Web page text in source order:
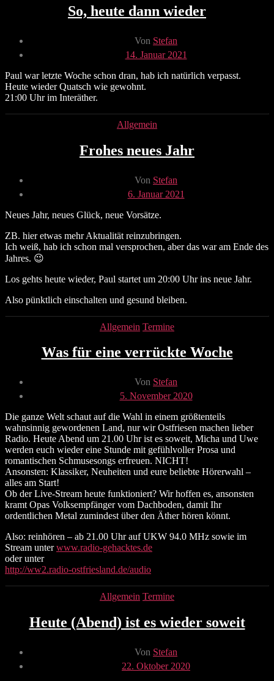
So, heute dann wieder
Beitragsautor
Von Stefan
Veröffentlichungsdatum
14. Januar 2021
Paul war letzte Woche schon dran, hab ich natürlich verpasst.
Heute wieder Quatsch wie gewohnt.
21:00 Uhr im Interäther.
Kategorien
Allgemein
Frohes neues Jahr
Beitragsautor
Von Stefan
Veröffentlichungsdatum
6. Januar 2021
Neues Jahr, neues Glück, neue Vorsätze.
ZB. hier etwas mehr Aktualität reinzubringen.
Ich weiß, hab ich schon mal versprochen, aber das war am Ende des
Jahres. 😉
Los gehts heute wieder, Paul startet um 20:00 Uhr ins neue Jahr.
Also pünktlich einschalten und gesund bleiben.
Kategorien
Allgemein Termine
Was für eine verrückte Woche
Beitragsautor
Von Stefan
Veröffentlichungsdatum
5. November 2020
Die ganze Welt schaut auf die Wahl in einem größtenteils
wahnsinnig gewordenen Land, nur wir Ostfriesen machen lieber
Radio. Heute Abend um 21.00 Uhr ist es soweit, Micha und Uwe
werden euch wieder eine Stunde mit gefühlvoller Prosa und
romantischen Schmusesongs erfreuen. NICHT!
Ansonsten: Klassiker, Neuheiten und eure beliebte Hörerwahl –
alles am Start!
Ob der Live-Stream heute funktioniert? Wir hoffen es, ansonsten
kramt Opas Volksempfänger vom Dachboden, damit Ihr
ordentlichen Metal zumindest über den Äther hören könnt.
Also: reinhören – ab 21.00 Uhr auf UKW 94.0 MHz sowie im
Stream unterwww.radio-gehacktes.de
oder unter
http://ww2.radio-ostfriesland.de/audio
Kategorien
Allgemein Termine
Heute (Abend) ist es wieder soweit
Beitragsautor
Von Stefan
Veröffentlichungsdatum
22. Oktober 2020